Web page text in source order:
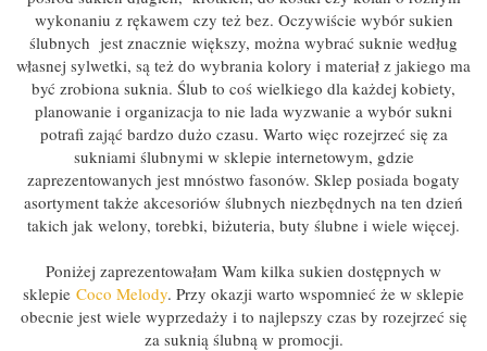
wykonaniu z rękawem czy też bez. Oczywiście wybór sukien
ślubnych jest znacznie większy, można wybrać suknie według
własnej sylwetki, są też do wybrania kolory i materiał z jakiego ma
być zrobiona suknia. Ślub to coś wielkiego dla każdej kobiety,
planowanie i organizacja to nie lada wyzwanie a wybór sukni
potrafi zająć bardzo dużo czasu. Warto więc rozejrzeć się za
sukniami ślubnymi w sklepie internetowym, gdzie
zaprezentowanych jest mnóstwo fasonów. Sklep posiada bogaty
asortyment także akcesoriów ślubnych niezbędnych na ten dzień
takich jak welony, torebki, biżuteria, buty ślubne i wiele więcej.
Poniżej zaprezentowałam Wam kilka sukien dostępnych w
sklepie Coco Melody. Przy okazji warto wspomnieć że w sklepie
obecnie jest wiele wyprzedaży i to najlepszy czas by rozejrzeć się
za suknią ślubną w promocji.